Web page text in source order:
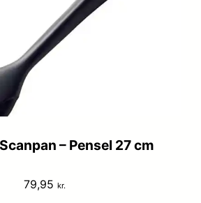
– Pensel 27 cm
79,95 kr.